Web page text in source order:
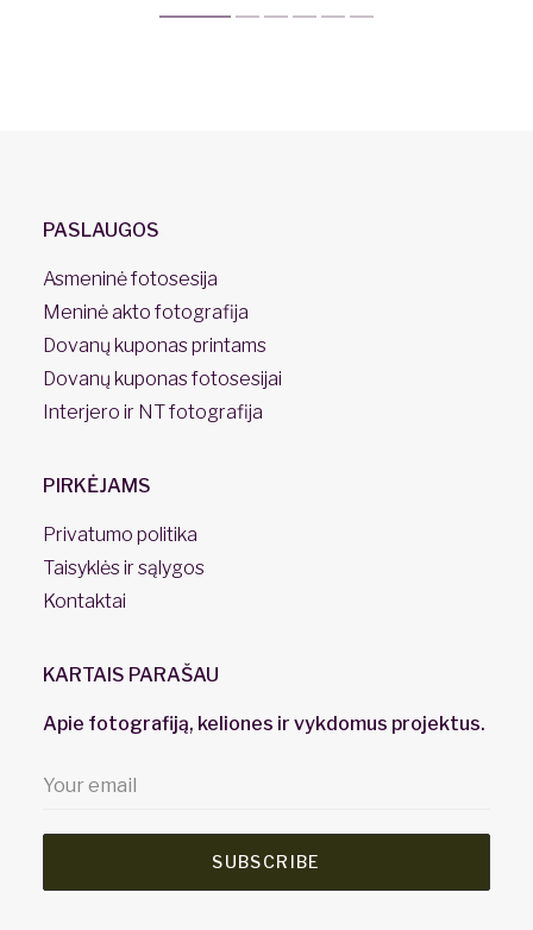
PASLAUGOS
Asmeninė fotosesija
Meninė akto fotografija
Dovanų kuponas printams
Dovanų kuponas fotosesijai
Interjero ir NT fotografija
PIRKĖJAMS
Privatumo politika
Taisyklės ir sąlygos
Kontaktai
KARTAIS PARAŠAU
Apie fotografiją, keliones ir vykdomus projektus.
SUBSCRIBE